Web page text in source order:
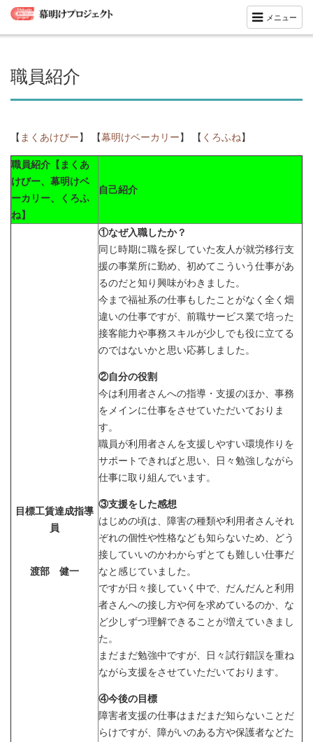
メニュー
職員紹介
【 まくあけびー】 【幕明けベーカリー】 【 くろふね】
職員紹介【まくあ
けびー、幕明けベ
ーカリー、くろふ
ね】
自己紹介
目標工賃達成指導
員
渡部 健一
①なぜ入職したか？
同じ時期に職を探していた友人が就労移行支
援の事業所に勤め、初めてこういう仕事があ
るのだと知り興味がわきました。
今まで福祉系の仕事もしたことがなく全く畑
違いの仕事ですが、前職サービス業で培った
接客能力や事務スキルが少しでも役に立てる
のではないかと思い応募しました。
②自分の役割
今は利用者さんへの指導・支援のほか、事務
をメインに仕事をさせていただいておりま
す。
職員が利用者さんを支援しやすい環境作りを
サポートできればと思い、日々勉強しながら
仕事に取り組んでいます。
③支援をした感想
はじめの頃は、障害の種類や利用者さんそれ
ぞれの個性や性格なども知らないため、どう
接していいのかわからずとても難しい仕事だ
なと感じていました。
ですが日々接していく中で、だんだんと利用
者さんへの接し方や何を求めているのか、な
ど少しずつ理解できることが増えていきまし
た。
まだまだ勉強中ですが、日々試行錯誤を重ね
ながら支援をさせていただいております。
④今後の目標
障害者支援の仕事はまだまだ知らないことだ
らけですが、障がいのある方や保護者などた